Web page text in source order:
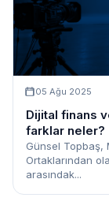
05 Ağu 2025
Dijital finans
farklar neler?
Günsel Topbaş,
Ortaklarından
arasındak...